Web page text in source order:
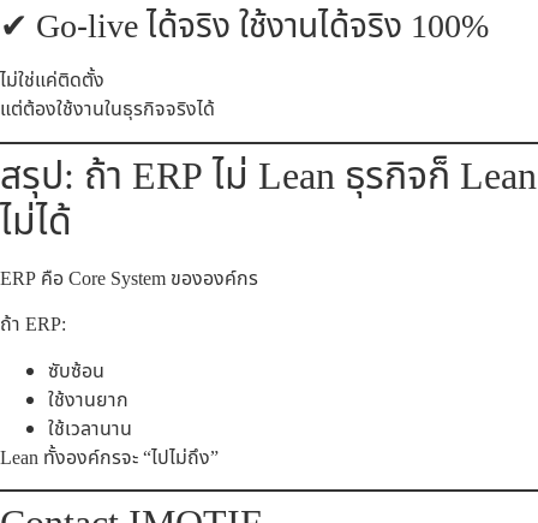
✔ Go-live ได้จริง ใช้งานได้จริง 100%
ไม่ใช่แค่ติดตั้ง
แต่ต้องใช้งานในธุรกิจจริงได้
สรุป: ถ้า ERP ไม่ Lean ธุรกิจก็ Lean
ไม่ได้
ERP คือ Core System ขององค์กร
ถ้า ERP:
ซับซ้อน
ใช้งานยาก
ใช้เวลานาน
Lean ทั้งองค์กรจะ “ไปไม่ถึง”